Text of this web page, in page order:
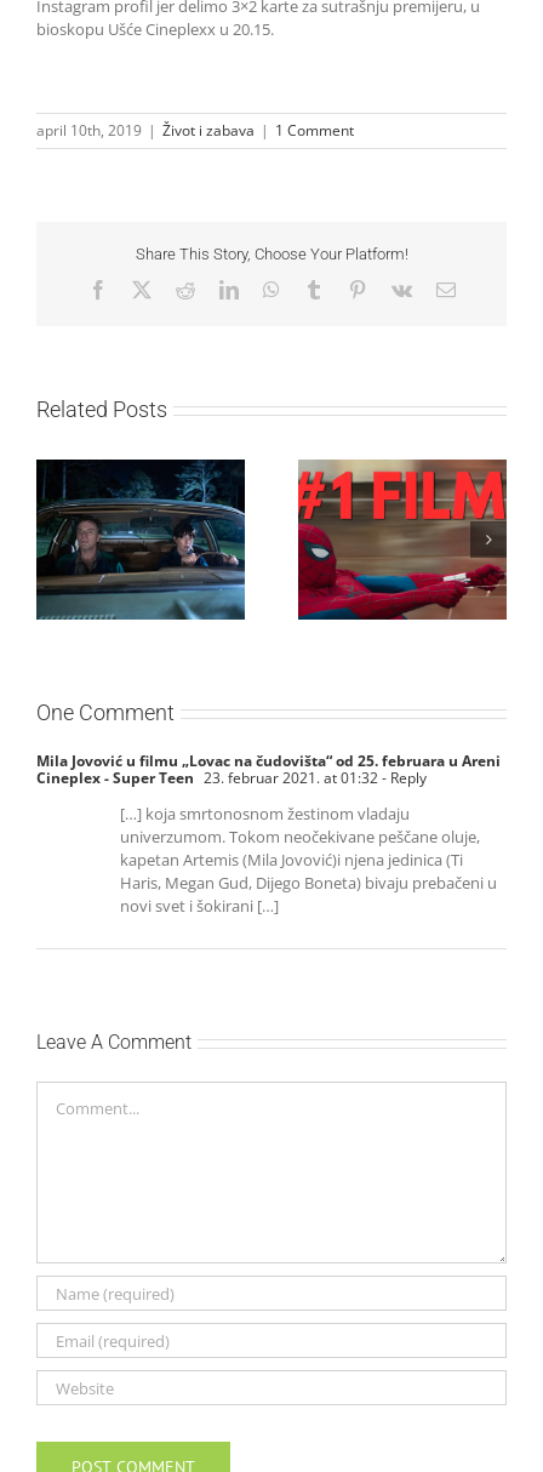
Instagram profil jer delimo 3×2 karte za sutrašnju premijeru, u
bioskopu Ušće Cineplexx u 20.15.
april 10th, 2019 | Život i zabava | 1 Comment
Share This Story, Choose Your Platform!
Facebook RedditLinkedInWhatsApp
Tumblr Pinterest
Vk Email
Related Posts
SF NIGHT: POSLEDNJI
DANI ULICE
HRASTOVA u Concept
Cinema i CineStar
bioskopima 12. avgusta
Najuspešnije otvaranje
studijskog filma u Srbiji:
Spajdermen: Novi dan
oborio rekord već prvog
vikenda
One Comment
Mila Jovović u filmu „Lovac na čudovišta“ od 25. februara u Areni
Cineplex - Super Teen 23. februar 2021. at 01:32- Reply
[…] koja smrtonosnom žestinom vladaju
univerzumom. Tokom neočekivane peščane oluje,
kapetan Artemis (Mila Jovović)i njena jedinica (Ti
Haris, Megan Gud, Dijego Boneta) bivaju prebačeni u
novi svet i šokirani […]
Leave A Comment